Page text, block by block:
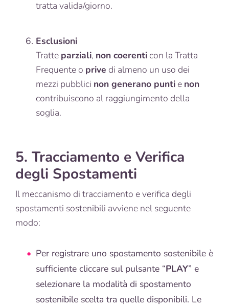
tratta valida/giorno.
Esclusioni
Tratte parziali, non coerenti con la Tratta
Frequente o prive di almeno un uso dei
mezzi pubblici non generano punti e non
contribuiscono al raggiungimento della
soglia.
5. Tracciamento e Verifica
degli Spostamenti
Il meccanismo di tracciamento e verifica degli
spostamenti sostenibili avviene nel seguente
modo:
Per registrare uno spostamento sostenibile è
sufficiente cliccare sul pulsante “PLAY” e
selezionare la modalità di spostamento
sostenibile scelta tra quelle disponibili. Le